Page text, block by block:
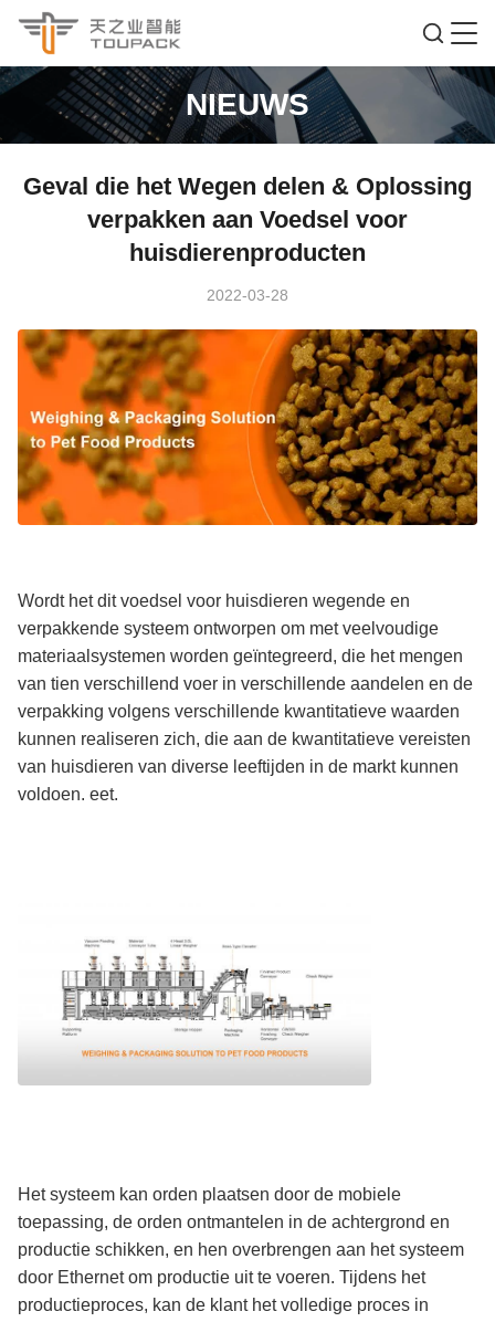
NIEUWS
Geval die het Wegen delen & Oplossing
verpakken aan Voedsel voor
huisdierenproducten
2022-03-28
Wordt het dit voedsel voor huisdieren wegende en
verpakkende systeem ontworpen om met veelvoudige
materiaalsystemen worden geïntegreerd, die het mengen
van tien verschillend voer in verschillende aandelen en de
verpakking volgens verschillende kwantitatieve waarden
kunnen realiseren zich, die aan de kwantitatieve vereisten
van huisdieren van diverse leeftijden in de markt kunnen
voldoen. eet.
Het systeem kan orden plaatsen door de mobiele
toepassing, de orden ontmantelen in de achtergrond en
productie schikken, en hen overbrengen aan het systeem
door Ethernet om productie uit te voeren. Tijdens het
productieproces, kan de klant het volledige proces in